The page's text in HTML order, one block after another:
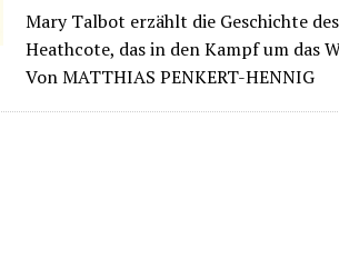
Mary Talbot erzählt die Geschichte
Heathcote, das in den Kampf um das
Von MATTHIAS PENKERT-HENNIG